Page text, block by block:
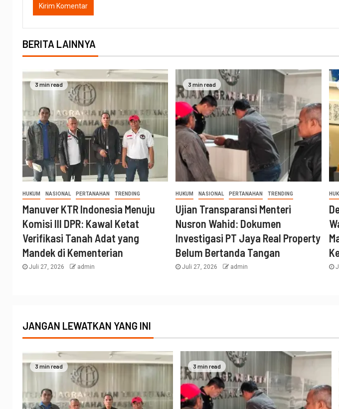
BERITA LAINNYA
3 min read
HUKUM NASIONAL PERTANAHAN TRENDING
Manuver KTR Indonesia Menuju
Komisi III DPR: Kawal Ketat
Verifikasi Tanah Adat yang
Mandek di Kementerian
Juli 27, 2026 admin
3 min read
HUKUM NASIONAL PERTANAHAN TRENDING
Ujian Transparansi Menteri
Nusron Wahid: Dokumen
Investigasi PT Jaya Real Property
Belum Bertanda Tangan
Juli 27, 2026 admin
JANGAN LEWATKAN YANG INI
3 min read 3 min read